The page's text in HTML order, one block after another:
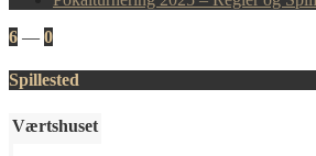
6 — 0
Spillested
Værtshuset